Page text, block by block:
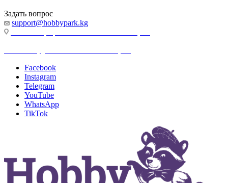
Задать вопрос
support@hobbypark.kg
Facebook
Instagram
Telegram
YouTube
WhatsApp
TikTok